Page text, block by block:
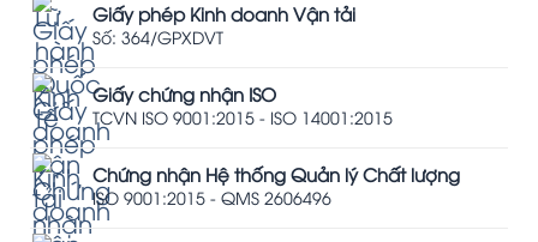
Giấy phép Kinh doanh Vận tải
Số: 364/GPXDVT
Giấy chứng nhận ISO
TCVN ISO 9001:2015 - ISO 14001:2015
Chứng nhận Hệ thống Quản lý Chất lượng
ISO 9001:2015 - QMS 2606496